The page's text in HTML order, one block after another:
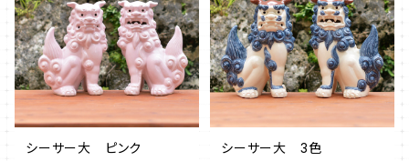
シーサー大 ピンク
シーサー大 3色